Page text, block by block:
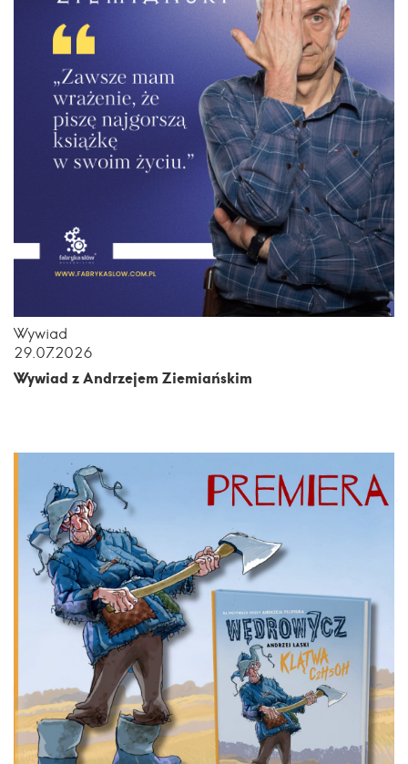
Wywiad
29.07.2026
Wywiad z Andrzejem Ziemiańskim